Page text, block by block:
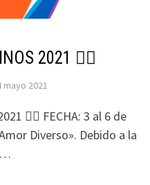
2021 🏳‍🌈
mayo 2021
🏳‍🌈 FECHA: 3 al 6 de
Diverso». Debido a la
…